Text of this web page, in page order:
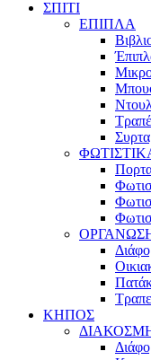
ΣΠΙΤΙ
ΕΠΙΠΛΑ
ΚΗΠΟΣ